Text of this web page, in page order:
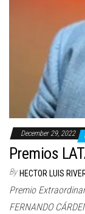
December 29, 2022
Premios
By HECTOR LUIS
Premio
FERNANDO